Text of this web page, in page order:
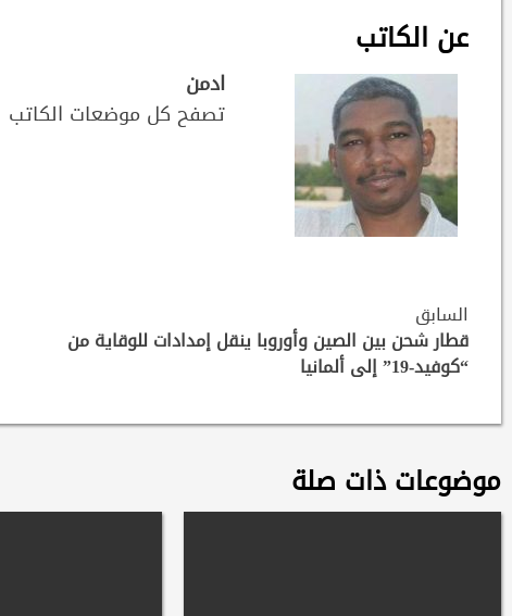
عن الكاتب
ادمن
تصفح كل موضعات الكاتب
Continue
Reading
السابق
قطار شحن بين الصين وأوروبا ينقل إمدادات للوقاية من
“كوفيد-19” إلى ألمانيا
موضوعات ذات صلة